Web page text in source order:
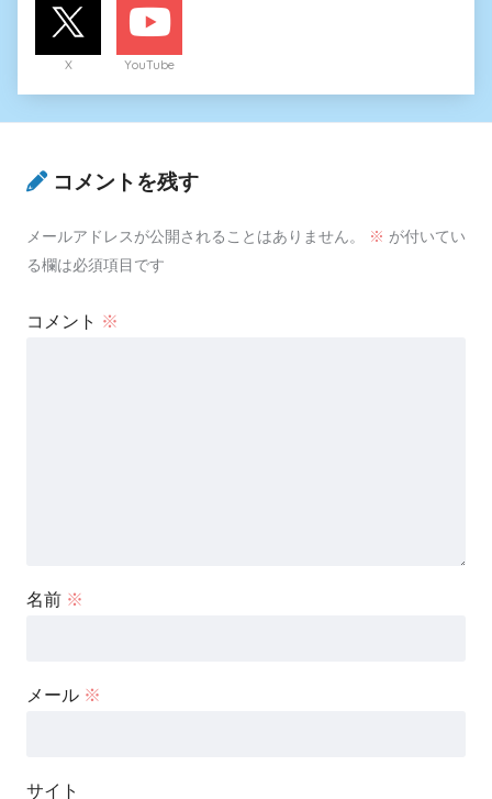
X YouTube
コメントを残す
メールアドレスが公開されることはありません。 ※ が付いてい
る欄は必須項目です
コメント ※
名前 ※
メール ※
サイト